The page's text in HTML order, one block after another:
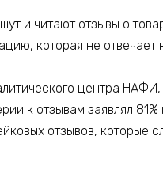
и читают отзывы о
которая не отвечает
центра
к отзывам заявлял
отзывов, которые